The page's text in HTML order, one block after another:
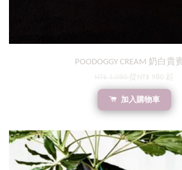
POODOGGY CREAM 奶白貴
從 NT$ 980 起
加入購物車